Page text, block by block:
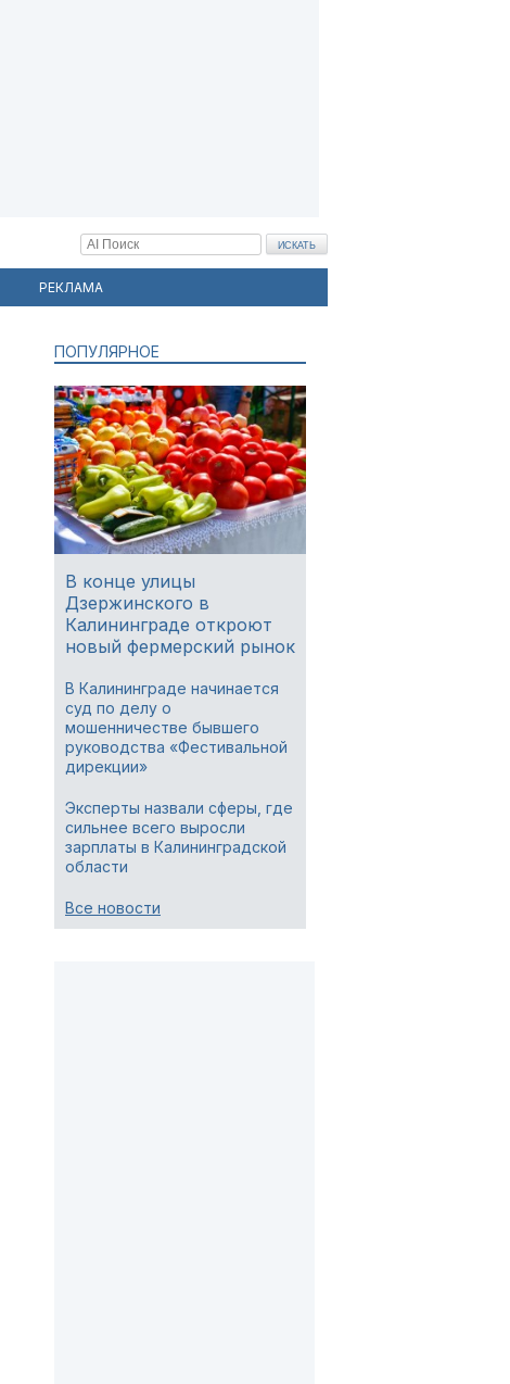
РЕКЛАМА
ПОПУЛЯРНОЕ
В конце улицы
Дзержинского в
Калининграде откроют
новый фермерский рынок
В Калининграде начинается
суд по делу о
мошенничестве бывшего
руководства «Фестивальной
дирекции»
Эксперты назвали сферы, где
сильнее всего выросли
зарплаты в Калининградской
области
Все новости